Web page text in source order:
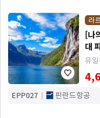
라
[나
대
유
EPP027 핀란드항공